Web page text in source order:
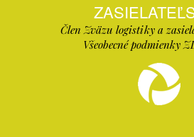
Člen Zväzu logistiky a
Všeobecné podmienky